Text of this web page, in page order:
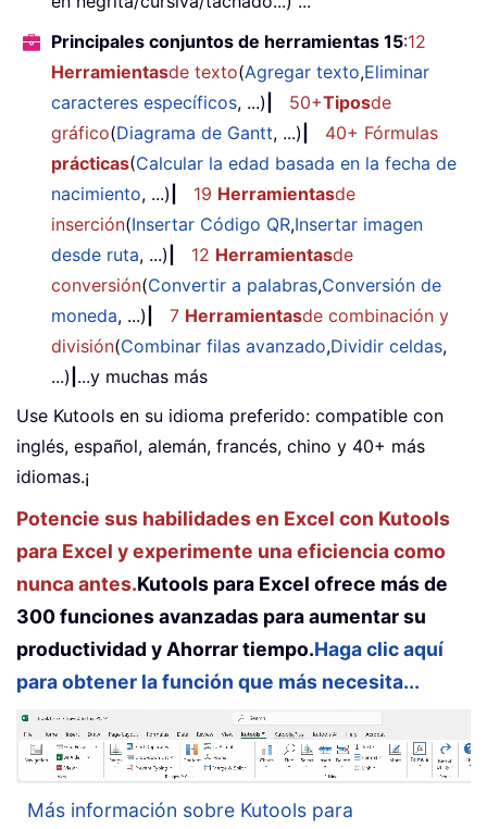
Principales conjuntos de herramientas 15:12
Herramientasde texto(Agregar texto,Eliminar
caracteres específicos, ...) 50+Tiposde
gráfico(Diagrama de Gantt, ...)
40+ Fórmulas
prácticas(Calcular la edad basada en la fecha de
nacimiento, ...) 19 Herramientasde
inserción(Insertar Código QR,Insertar imagen
desde ruta, ...) 12 Herramientasde
conversión(Convertir a palabras,Conversión de
moneda, ...) 7 Herramientasde combinación y
división(Combinar filas avanzado,Dividir celdas,
...) ...y muchas más
Use Kutools en su idioma preferido: compatible con
inglés, español, alemán, francés, chino y 40+ más
idiomas.¡
Potencie sus habilidades en Excel con Kutools
para Excel y experimente una eficiencia como
nunca antes.Kutools para Excel ofrece más de
300 funciones avanzadas para aumentar su
productividad y Ahorrar tiempo.Haga clic aquí
para obtener la función que más necesita...
Más información sobre Kutools para